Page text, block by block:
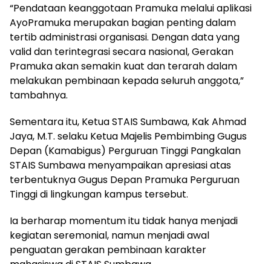
“Pendataan keanggotaan Pramuka melalui aplikasi
AyoPramuka merupakan bagian penting dalam
tertib administrasi organisasi. Dengan data yang
valid dan terintegrasi secara nasional, Gerakan
Pramuka akan semakin kuat dan terarah dalam
melakukan pembinaan kepada seluruh anggota,”
tambahnya.
Sementara itu, Ketua STAIS Sumbawa, Kak Ahmad
Jaya, M.T. selaku Ketua Majelis Pembimbing Gugus
Depan (Kamabigus) Perguruan Tinggi Pangkalan
STAIS Sumbawa menyampaikan apresiasi atas
terbentuknya Gugus Depan Pramuka Perguruan
Tinggi di lingkungan kampus tersebut.
Ia berharap momentum itu tidak hanya menjadi
kegiatan seremonial, namun menjadi awal
penguatan gerakan pembinaan karakter